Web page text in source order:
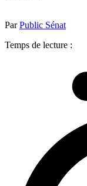
ParPublic Sénat
Temps de lecture :